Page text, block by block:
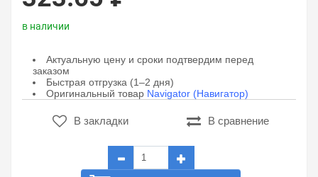
в наличии
Актуальную цену и сроки подтвердим перед
заказом
Быстрая отгрузка (1–2 дня)
Оригинальный товар Navigator (Навигатор)
В закладки В сравнение